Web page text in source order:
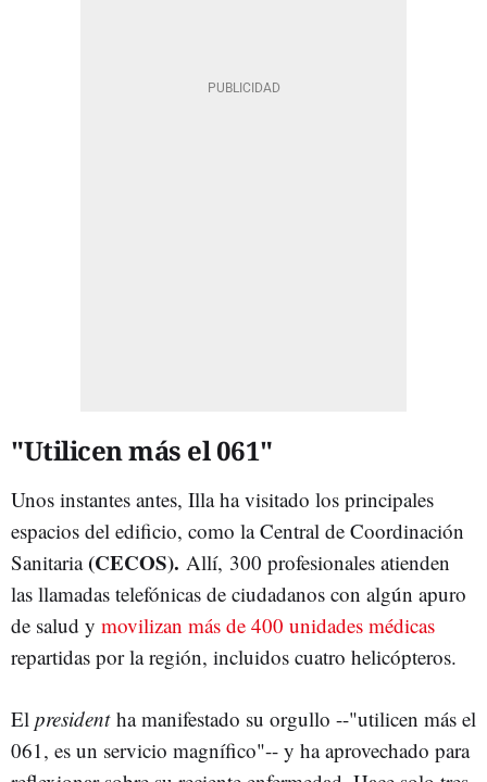
"Utilicen más el 061"
Unos instantes antes, Illa ha visitado los principales
espacios del edificio, como la Central de Coordinación
Sanitaria (CECOS). Allí, 300 profesionales atienden
las llamadas telefónicas de ciudadanos con algún apuro
de salud y movilizan más de 400 unidades médicas
repartidas por la región, incluidos cuatro helicópteros.
El president ha manifestado su orgullo --"utilicen más el
061, es un servicio magnífico"-- y ha aprovechado para